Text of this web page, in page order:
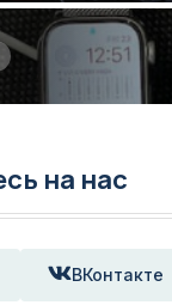
на нас
ВКонтакте